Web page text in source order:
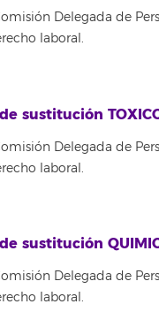
Delegada de
laboral.
sustitución
Delegada de
laboral.
sustitución
Delegada de
laboral.